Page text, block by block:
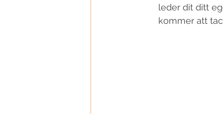
leder dit ditt
kommer att